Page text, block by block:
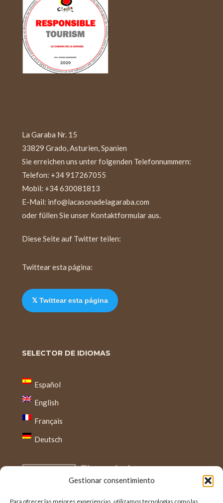
Gestionar consentimiento
Para ofrecer las mejores experiencias, utilizamos tecnologías como las
La Garaba Nr. 15
33829 Grado, Asturien, Spanien
Sie erreichen uns unter folgenden Telefonnummern:
Telefon: +34 917267055
Mobil: +34 630081813
E-Mail: info@lacasonadelagaraba.com
oder füllen Sie unser Kontaktformular aus.
Diese Seite auf Twitter teilen:
Twittear esta página:
𝕏 Twittear esta página
SELECTOR DE IDIOMAS
Español
English
Français
Deutsch